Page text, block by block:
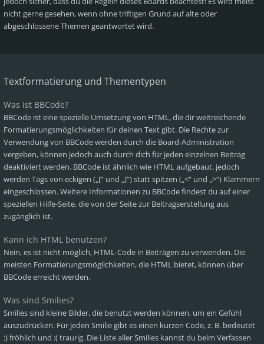
nicht gerne gesehen, wenn ohne triftigen Grund auf alte oder
abgeschlossene Themen geantwortet wird.
Textformatierung und Thementypen
Was ist BBCode?
BBCode ist eine spezielle Umsetzung von HTML, die dir weitreichende
Formatierungsmöglichkeiten für deinen Text gibt. Die Rechte zur
Verwendung von BBCode werden durch die Board-Administration
vergeben, können jedoch auch durch dich für jeden einzelnen Beitrag
deaktiviert werden. BBCode ist ähnlich wie HTML aufgebaut, jedoch
werden Tags von eckigen („[“ und „]“) statt spitzen („<“ und „>“) Klammern
eingeschlossen. Weitere Informationen zu BBCode findest du auf einer
speziellen Hilfe-Seite, die von der Seite zur Beitragserstellung aus
zugänglich ist.
Kann ich HTML benutzen?
Nein, es ist nicht möglich, HTML-Code in Beiträgen zu verwenden. Die
meisten Formatierungsmöglichkeiten, die HTML bietet, können über
BBCode erreicht werden.
Was sind Smilies?
Smilies sind kleine Bilder, die benutzt werden können, um ein Gefühl
auszudrücken. Für jeden Smilie gibt es einen kurzen Code, z. B. bedeutet
:) fröhlich und :( traurig. Die Liste aller Smilies kannst du beim Verfassen